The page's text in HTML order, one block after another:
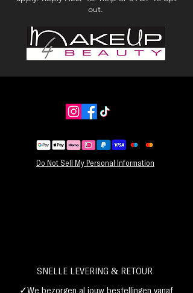
penselen voor de beste kleuruitbetaling en
3. Gebruik kleine, schuine borstels om de ogen
te omlijnen.
NETTO GEWICHT: 0,04 oz. / 1,2 gram (x15)
out.
Do Not Sell My Personal Information
SNELLE LEVERING & RETOUR
✓We bezorgen al jouw bestellingen vanaf